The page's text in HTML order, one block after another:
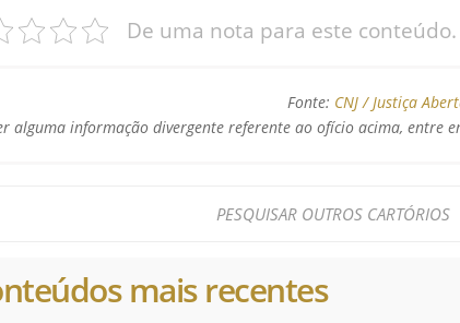
De uma nota para este conteúdo.
Fonte: CNJ / Justiça
alguma informação divergente referente ao ofício acima, entre
mais recentes